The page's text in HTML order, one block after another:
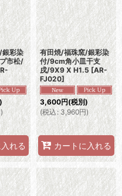
銀彩染
市松/
)
れる
有田焼/福珠窯/銀彩染
付/9cm角小皿干支
戌/9X9 X H1.5 [AR-
FJ020]
3,600円(税別)
(税込: 3,960円)
カートに入れる